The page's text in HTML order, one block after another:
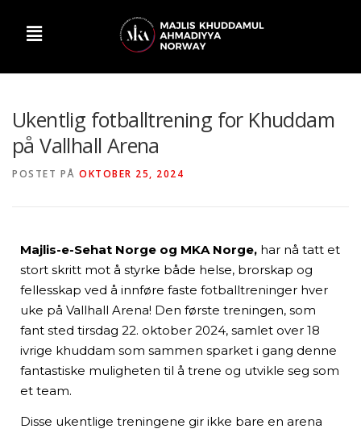
Ukentlig fotballtrening for Khuddam
på Vallhall Arena
POSTET PÅ OKTOBER 25, 2024
Majlis-e-Sehat Norge og MKA Norge, har nå tatt et
stort skritt mot å styrke både helse, brorskap og
fellesskap ved å innføre faste fotballtreninger hver
uke på Vallhall Arena! Den første treningen, som
fant sted tirsdag 22. oktober 2024, samlet over 18
ivrige khuddam som sammen sparket i gang denne
fantastiske muligheten til å trene og utvikle seg som
et team.
Disse ukentlige treningene gir ikke bare en arena